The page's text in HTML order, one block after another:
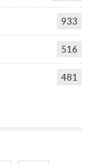
933
516
481